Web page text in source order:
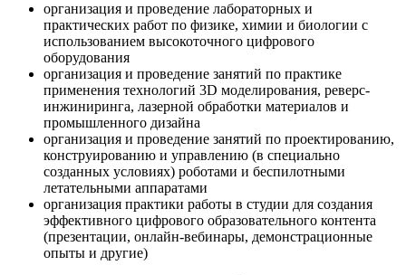
организация и проведение лабораторных и
практических работ по физике, химии и биологии с
использованием высокоточного цифрового
оборудования
организация и проведение занятий по практике
применения технологий 3D моделирования, реверс-
инжиниринга, лазерной обработки материалов и
промышленного дизайна
организация и проведение занятий по проектированию,
конструированию и управлению (в специально
созданных условиях) роботами и беспилотными
летательными аппаратами
организация практики работы в студии для создания
эффективного цифрового образовательного контента
(презентации, онлайн-вебинары, демонстрационные
опыты и другие)